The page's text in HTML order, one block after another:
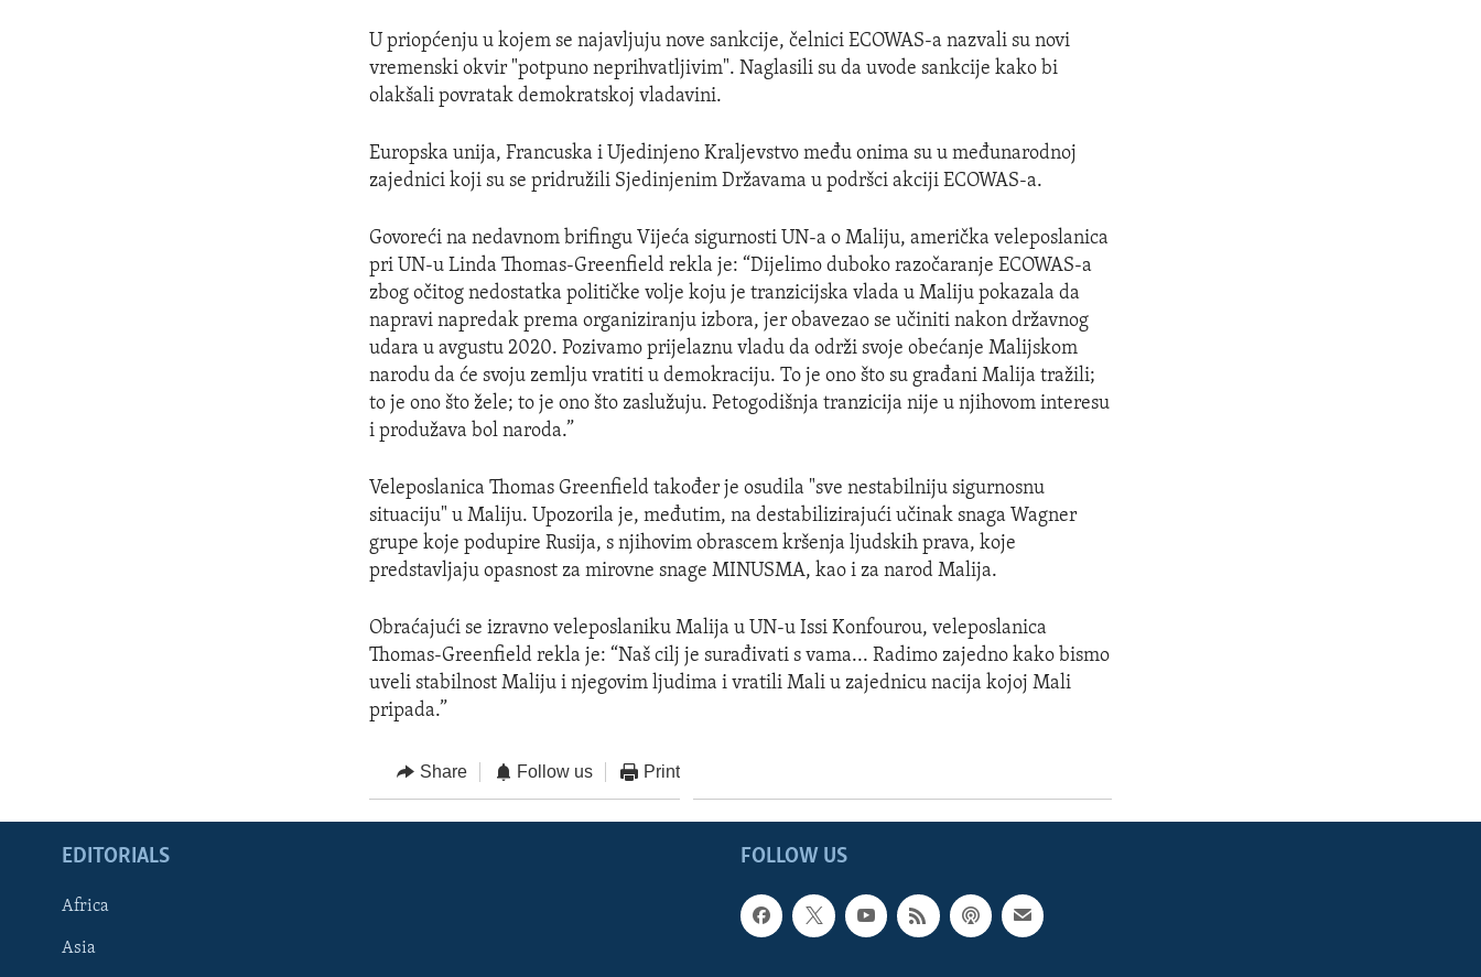
U priopćenju u kojem se najavljuju nove sankcije, čelnici ECOWAS-a nazvali su novi
vremenski okvir "potpuno neprihvatljivim". Naglasili su da uvode sankcije kako bi
olakšali povratak demokratskoj vladavini.
Europska unija, Francuska i Ujedinjeno Kraljevstvo među onima su u međunarodnoj
zajednici koji su se pridružili Sjedinjenim Državama u podršci akciji ECOWAS-a.
Govoreći na nedavnom brifingu Vijeća sigurnosti UN-a o Maliju, američka veleposlanica
pri UN-u Linda Thomas-Greenfield rekla je: “Dijelimo duboko razočaranje ECOWAS-a
zbog očitog nedostatka političke volje koju je tranzicijska vlada u Maliju pokazala da
napravi napredak prema organiziranju izbora, jer obavezao se učiniti nakon državnog
udara u avgustu 2020. Pozivamo prijelaznu vladu da održi svoje obećanje Malijskom
narodu da će svoju zemlju vratiti u demokraciju. To je ono što su građani Malija tražili;
to je ono što žele; to je ono što zaslužuju. Petogodišnja tranzicija nije u njihovom interesu
i produžava bol naroda.”
Veleposlanica Thomas Greenfield također je osudila "sve nestabilniju sigurnosnu
situaciju" u Maliju. Upozorila je, međutim, na destabilizirajući učinak snaga Wagner
grupe koje podupire Rusija, s njihovim obrascem kršenja ljudskih prava, koje
predstavljaju opasnost za mirovne snage MINUSMA, kao i za narod Malija.
Obraćajući se izravno veleposlaniku Malija u UN-u Issi Konfourou, veleposlanica
Thomas-Greenfield rekla je: “Naš cilj je surađivati s vama... Radimo zajedno kako bismo
uveli stabilnost Maliju i njegovim ljudima i vratili Mali u zajednicu nacija kojoj Mali
pripada.”
Share Follow us Print
FOLLOW US
EDITORIALS
Africa
Asia